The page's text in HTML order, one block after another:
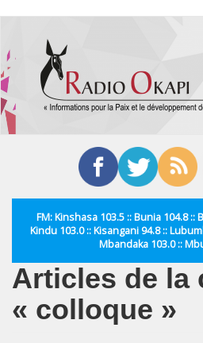
contenu
principal
FM: Kinshasa 103.5 :: Bunia 104.8 ::
Kindu 103.0 :: Kisangani 94.8 ::
Mbandaka 103.0 ::
Articles de la
« colloque »